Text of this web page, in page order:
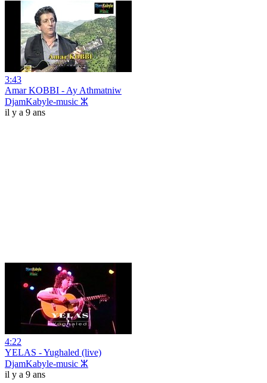
3:43
Amar KOBBI - Ay Athmatniw
DjamKabyle-music ⵣ
il y a 9 ans
4:22
YELAS - Yughaled (live)
DjamKabyle-music ⵣ
il y a 9 ans